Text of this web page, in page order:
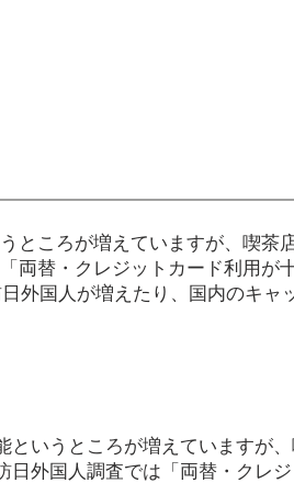
ところが増えていますが、喫茶
両替・クレジットカード利用が
外国人が増えたり、国内のキャ
いうところが増えていますが
日外国人調査では「両替・クレ